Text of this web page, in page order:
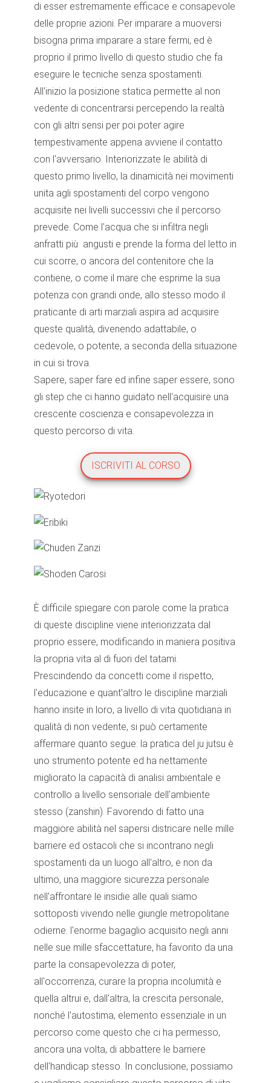
di esser estremamente efficace e consapevole
delle proprie azioni. Per imparare a muoversi
bisogna prima imparare a stare fermi, ed è
proprio il primo livello di questo studio che fa
eseguire le tecniche senza spostamenti.
All'inizio la posizione statica permette al non
vedente di concentrarsi percependo la realtà
con gli altri sensi per poi poter agire
tempestivamente appena avviene il contatto
con l'avversario. Interiorizzate le abilità di
questo primo livello, la dinamicità nei movimenti
unita agli spostamenti del corpo vengono
acquisite nei livelli successivi che il percorso
prevede. Come l'acqua che si infiltra negli
anfratti più angusti e prende la forma del letto in
cui scorre, o ancora del contenitore che la
contiene, o come il mare che esprime la sua
potenza con grandi onde, allo stesso modo il
praticante di arti marziali aspira ad acquisire
queste qualità, divenendo adattabile, o
cedevole, o potente, a seconda della situazione
in cui si trova.
Sapere, saper fare ed infine saper essere, sono
gli step che ci hanno guidato nell'acquisire una
crescente coscienza e consapevolezza in
questo percorso di vita.
ISCRIVITI AL CORSO
È difficile spiegare con parole come la pratica
di queste discipline viene interiorizzata dal
proprio essere, modificando in maniera positiva
la propria vita al di fuori del tatami.
Prescindendo da concetti come il rispetto,
l'educazione e quant'altro le discipline marziali
hanno insite in loro, a livello di vita quotidiana in
qualità di non vedente, si può certamente
affermare quanto segue: la pratica del ju jutsu è
uno strumento potente ed ha nettamente
migliorato la capacità di analisi ambientale e
controllo a livello sensoriale dell'ambiente
stesso (zanshin). Favorendo di fatto una
maggiore abilità nel sapersi districare nelle mille
barriere ed ostacoli che si incontrano negli
spostamenti da un luogo all'altro, e non da
ultimo, una maggiore sicurezza personale
nell'affrontare le insidie alle quali siamo
sottoposti vivendo nelle giungle metropolitane
odierne. l'enorme bagaglio acquisito negli anni
nelle sue mille sfaccettature, ha favorito da una
parte la consapevolezza di poter,
all'occorrenza, curare la propria incolumità e
quella altrui e, dall'altra, la crescita personale,
nonché l'autostima, elemento essenziale in un
percorso come questo che ci ha permesso,
ancora una volta, di abbattere le barriere
dell'handicap stesso. In conclusione, possiamo